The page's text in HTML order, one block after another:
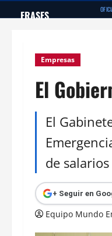
FRASES
Empresas
El
El
de
+ Seguir en
Equipo Mundo